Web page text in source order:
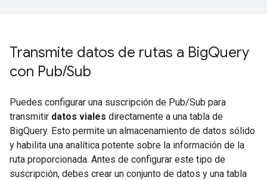
Transmite datos de rutas a BigQuery
con Pub/Sub
Puedes configurar una suscripción de Pub/Sub para
transmitir datos viales directamente a una tabla de
BigQuery. Esto permite un almacenamiento de datos sólido
y habilita una analítica potente sobre la información de la
ruta proporcionada. Antes de configurar este tipo de
suscripción, debes crear un conjunto de datos y una tabla